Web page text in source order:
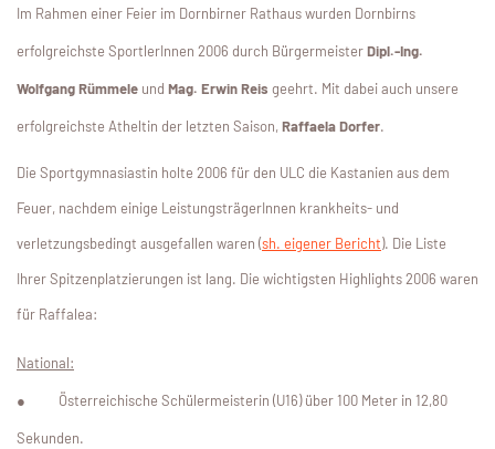
Im Rahmen einer Feier im Dornbirner Rathaus wurden Dornbirns
erfolgreichste SportlerInnen 2006 durch BürgermeisterDipl.-Ing.
Wolfgang Rümmele und Mag. Erwin Reis geehrt. Mit dabei auch unsere
erfolgreichste Atheltin der letzten Saison,Raffaela Dorfer.
Die Sportgymnasiastin holte 2006 für den ULC die Kastanien aus dem
Feuer, nachdem einige LeistungsträgerInnen krankheits- und
verletzungsbedingt ausgefallen waren (sh. eigener Bericht). Die Liste
Ihrer Spitzenplatzierungen ist lang. Die wichtigsten Highlights 2006 waren
für Raffalea:
National:
● Österreichische Schülermeisterin (U16) über 100 Meter in 12,80
Sekunden.